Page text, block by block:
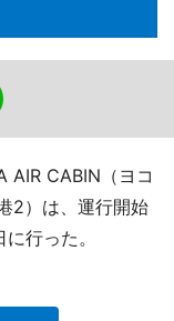
AIR CABIN（ヨコ
2）は、運行開始
行った。